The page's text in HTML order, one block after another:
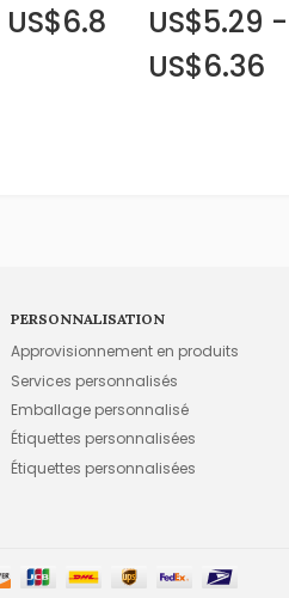
US$5.29 -
US$6.36
PERSONNALISATION
Approvisionnement en produits
Services personnalisés
Emballage personnalisé
Étiquettes personnalisées
Étiquettes personnalisées